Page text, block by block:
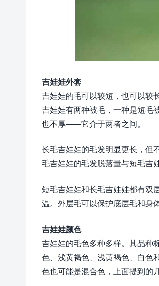
吉娃娃外套
吉娃娃的毛可以较短，也可以较长
吉娃娃有两种被毛，一种是短毛
也不厚——它介于两者之间。
长毛吉娃娃的毛发明显更长，但
毛吉娃娃的毛发脱落量与短毛吉
短毛吉娃娃和长毛吉娃娃都有双
温。外层毛可以保护底层毛和身
吉娃娃颜色
吉娃娃的毛色多种多样。其品种
色、浅黄褐色、浅黄褐色、白色
色也可能是混合色，上面提到的